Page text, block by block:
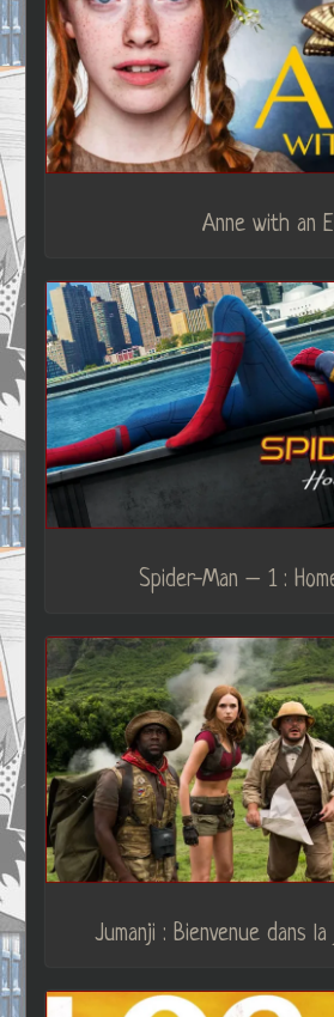
Anne with an E
Spider-Man – 1 :
Jumanji : Bienvenue dans la